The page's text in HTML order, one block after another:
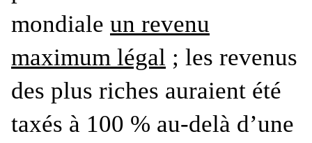
mondiale un revenu
maximum légal ; les revenus
des plus riches auraient été
taxés à 100 % au-delà d’une